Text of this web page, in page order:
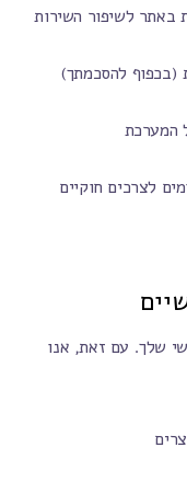
באתר לשיפור השירות
(בכפוף להסכמתך)
המערכת
לצרכים חוקיים
שלך. עם זאת, אנו